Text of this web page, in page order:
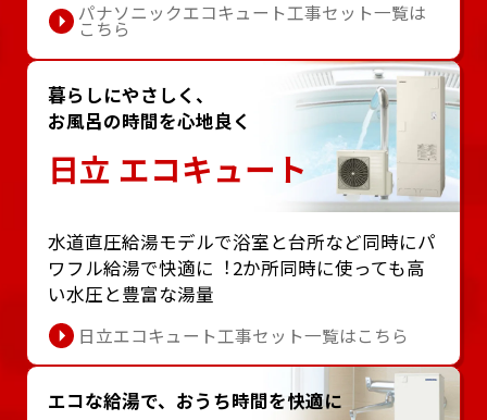
パナソニックエコキュート工事セット一覧は
こちら
暮らしにやさしく、
お風呂の時間を心地良く
日立 エコキュート
⽔道直圧給湯モデルで浴室と台所など同時にパ
ワフル給湯で快適に︕2か所同時に使っても⾼
い⽔圧と豊富な湯量
日立エコキュート工事セット一覧はこちら
エコな給湯で、おうち時間を快適に